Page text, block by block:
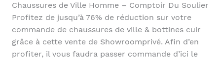
Chaussures de Ville Homme – Comptoir Du Soulier
Profitez de jusqu’à 76% de réduction sur votre
commande de chaussures de ville & bottines cuir
grâce à cette vente de Showroomprivé. Afin d’en
profiter, il vous faudra passer commande d’ici le